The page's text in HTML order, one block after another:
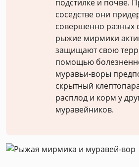
подстилке и почве.
соседстве они
совершенно разных
рыжие мирмики
защищают свою
помощью
муравьи-воры
скрытный
расплод и корм у
муравейников.